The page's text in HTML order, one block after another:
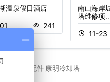
温泉假日酒店
241
南山海岸
塔维修项…
11-23
冷却塔配件 康明冷却塔